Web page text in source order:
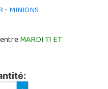
-MINIONS
MARDI 11 ET